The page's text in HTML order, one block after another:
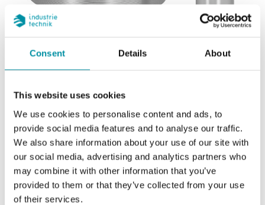
Consent Details About
This website uses cookies
We use cookies to personalise content and ads, to
provide social media features and to analyse our traffic.
We also share information about your use of our site with
our social media, advertising and analytics partners who
may combine it with other information that you’ve
provided to them or that they’ve collected from your use
of their services.
INDUSTRIETECHNIK
LG-VVG12
Adattatori per utilizzare gli attuatori Industrietechnik con valvole di altri